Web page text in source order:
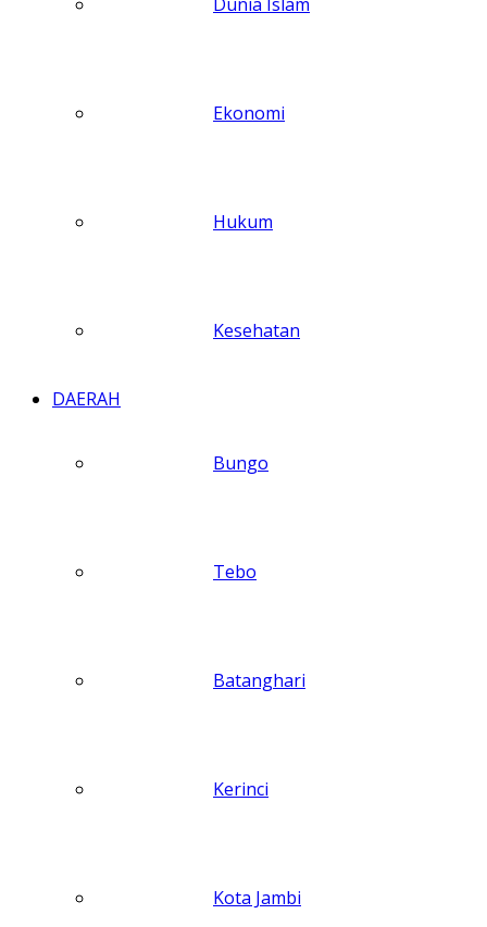
Ekonomi
Hukum
Kesehatan
DAERAH
Bungo
Tebo
Batanghari
Kerinci
Kota Jambi